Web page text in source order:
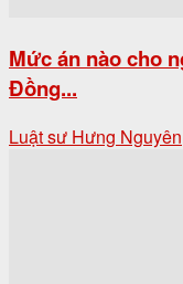
Mức án nào cho
Đồng...
Luật sư Hưng Nguyên